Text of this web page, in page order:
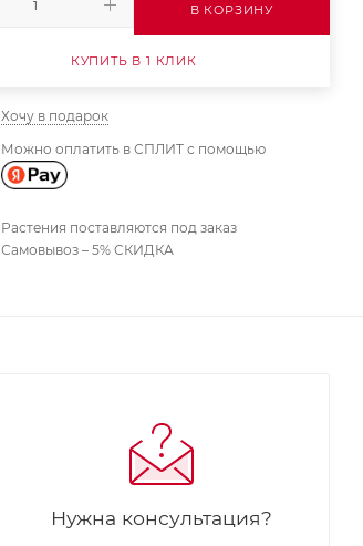
В КОРЗИНУ
КУПИТЬ В 1 КЛИК
Хочу в подарок
Можно оплатить в СПЛИТ с помощью
Растения поставляются под заказ
Самовывоз – 5% СКИДКА
Нужна консультация?